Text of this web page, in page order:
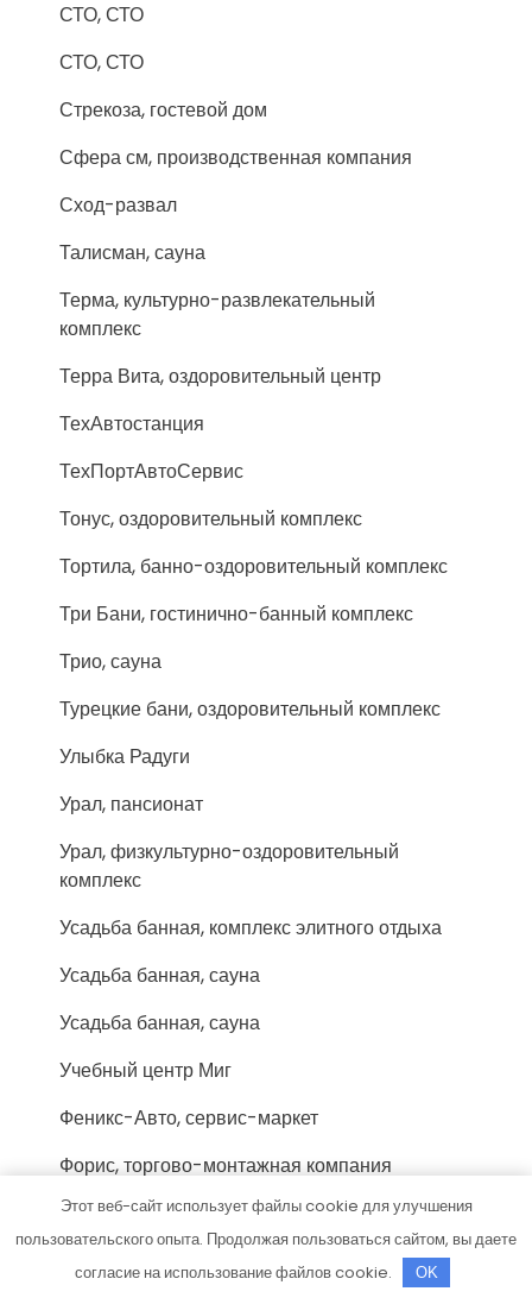
СТО, СТО
СТО, СТО
Стрекоза, гостевой дом
Сфера см, производственная компания
Сход-развал
Талисман, сауна
Терма, культурно-развлекательный
комплекс
Терра Вита, оздоровительный центр
ТехАвтостанция
ТехПортАвтоСервис
Тонус, оздоровительный комплекс
Тортила, банно-оздоровительный комплекс
Три Бани, гостинично-банный комплекс
Трио, сауна
Турецкие бани, оздоровительный комплекс
Улыбка Радуги
Урал, пансионат
Урал, физкультурно-оздоровительный
комплекс
Усадьба банная, комплекс элитного отдыха
Усадьба банная, сауна
Усадьба банная, сауна
Учебный центр Миг
Феникс-Авто, сервис-маркет
Форис, торгово-монтажная компания
Фортуна, сауна
Хижина охотника, гостевой дом
Этот веб-сайт использует файлы cookie для улучшения
пользовательского опыта. Продолжая пользоваться сайтом, вы даете
согласие на использование файлов cookie.
OK